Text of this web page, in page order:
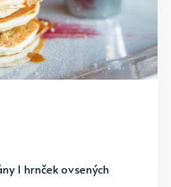
1 hrnček ovsených